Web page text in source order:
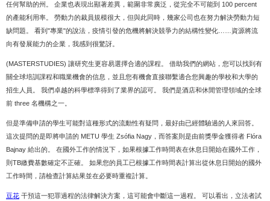
任何幫助的州。 企業也表現出顯著差異，範圍非常廣泛，從完全不可能到 100 percent
的產能利用率。 勞動力的裁員規模很大，但與此同時，幾家公司也在努力解決勞動力短
缺問題。 看到"專業"的說法，疫情引發的危機將解決競爭力的結構性變化……資源將流
向有發展能力的企業，我感到很驚訝。
(MASTERSTUDIES) 讓研究生更容易​​選擇合適的課程。 借助我們的網站，您可以找到有
關全球培訓課程和職業機會的信息，並且您有機會直接聯繫適合您興趣的學校和大學的
招生人員。 我們卓越的科學標準得到了業界的認可。 我們是酒店和休閒管理領域的全球
前 three 名機構之一。
但是準備申請的學生可能對這種形式的流動性有疑問，最好由已經體驗過的人來回答。
這次提問的是即將申請的 METU 學生 Zsófia Nagy，而答案則是由前獎學金獲得者 Flóra
Bajnay 給出的。 在國外工作的情況下，如果根據工作時間表在休息日開始在國外工作，
則TB繳費基數確定不正確。 如果您的員工已根據工作時間表計算出從休息日開始的國外
工作時間，請檢查計算結果並在必要時重複計算。
豆花 干預這一犯罪過程的法律解決方案，這可能會中斷這一過程。 可以看出，立法者試